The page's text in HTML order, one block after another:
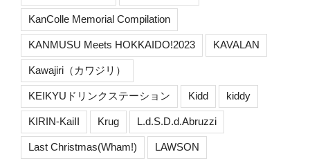
KanColle Memorial Compilation
KANMUSU Meets HOKKAIDO!2023 KAVALAN
Kawajiri（カワジリ）
KEIKYUドリンクステーション Kidd kiddy
KIRIN-KaiII Krug L.d.S.D.d.Abruzzi
Last Christmas(Wham!) LAWSON